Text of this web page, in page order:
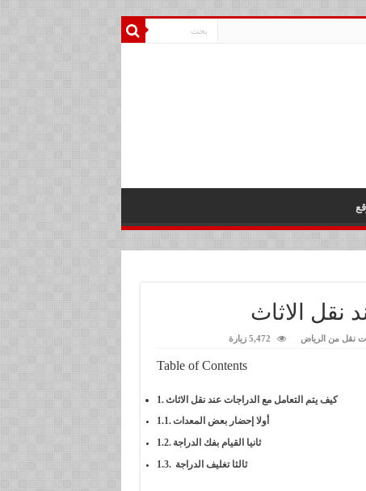
نقل الاثاث
نقل من الرياض 5,472 زيارة
Table of Contents
كيف يتم التعامل مع الدراجات عند نقل الاثاث
أولا إحضار بعض المعدات
ثانيا القيام بفك الدراجة
ثالثا تغليف الدراجة